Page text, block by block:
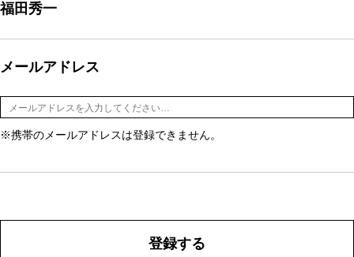
福田秀一
メールアドレス
※携帯のメールアドレスは登録できません。
登録する